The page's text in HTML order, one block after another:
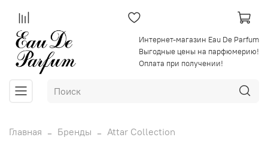
Интернет-магазин Eau De Parfum
Выгодные цены на парфюмерию!
Оплата при получении!
Главная Бренды Attar Collection